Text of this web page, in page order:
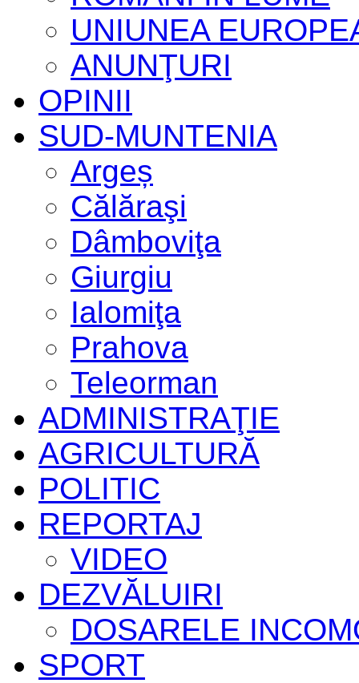
UNIUNEA
ANUNŢURI
OPINII
SUD-MUNTENIA
Argeș
Călăraşi
Dâmboviţa
Giurgiu
Ialomiţa
Prahova
Teleorman
ADMINISTRAŢIE
AGRICULTURĂ
POLITIC
REPORTAJ
VIDEO
DEZVĂLUIRI
DOSARELE
SPORT